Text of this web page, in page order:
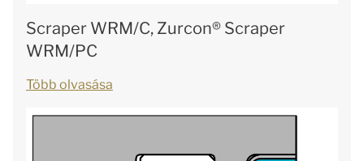
Scraper WRM/C, Zurcon® Scraper
WRM/PC
Több olvasása